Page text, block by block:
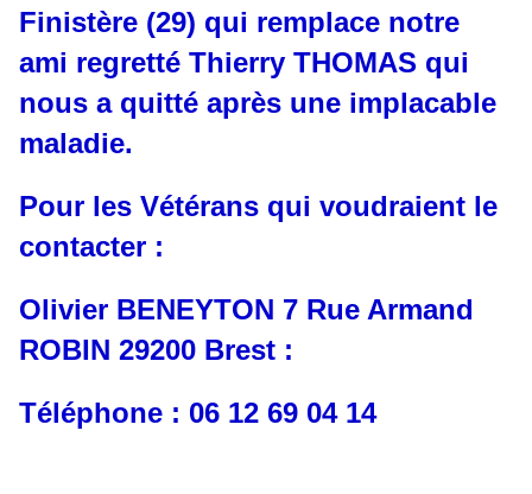
Finistère (29) qui remplace notre
ami regretté Thierry THOMAS qui
nous a quitté après une implacable
maladie.
Pour les Vétérans qui voudraient le
contacter :
Olivier BENEYTON 7 Rue Armand
ROBIN 29200 Brest :
Téléphone : 06 12 69 04 14